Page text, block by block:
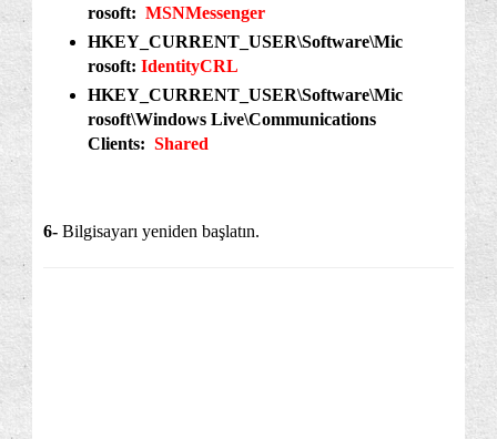
rosoft: MSNMessenger
HKEY_CURRENT_USER\Software\Mic
rosoft: IdentityCRL
HKEY_CURRENT_USER\Software\Mic
rosoft\Windows Live\Communications
Clients: Shared
6- Bilgisayarı yeniden başlatın.